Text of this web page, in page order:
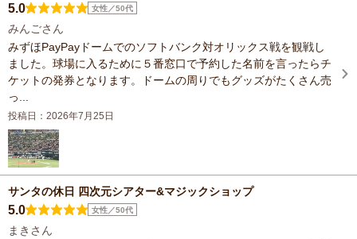
5.0 女性／50代
みんごさん
みずほPayPayドームでのソフトバンク対オリックス戦を観戦し
ました。球場に入るために５番窓口で予約した名前を言ったらチ
ケットの発券となります。ドームの周りでもグッズがたくさん売
っ...
投稿日：2026年7月25日
サンタの休日 四次元シアター&マジックショップ
5.0 女性／50代
まきさん